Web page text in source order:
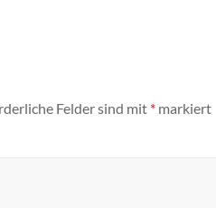
Felder sind mit * markiert